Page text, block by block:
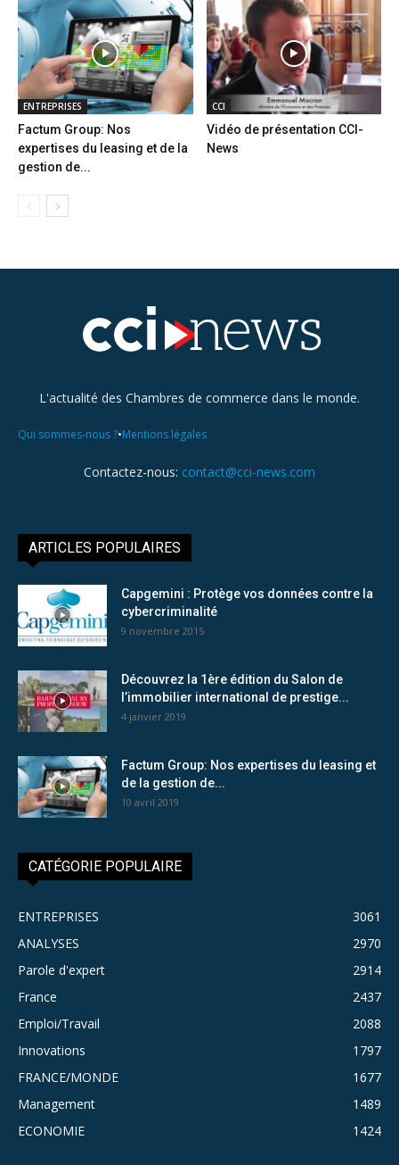
ENTREPRISES
Factum Group: Nos
expertises du leasing et de la
gestion de...
CCI
Vidéo de présentation CCI-
News
L'actualité des Chambres de commerce dans le monde.
Qui sommes-nous ?•Mentions légales
Contactez-nous: contact@cci-news.com
ARTICLES POPULAIRES
Capgemini : Protège vos données contre la
cybercriminalité
9 novembre 2015
Découvrez la 1ère édition du Salon de
l’immobilier international de prestige...
4 janvier 2019
Factum Group: Nos expertises du leasing et
de la gestion de...
10 avril 2019
CATÉGORIE POPULAIRE
ENTREPRISES
3061
ANALYSES
2970
Parole d'expert
2914
France
2437
Emploi/Travail
2088
Innovations
1797
FRANCE/MONDE
1677
Management
1489
ECONOMIE
1424